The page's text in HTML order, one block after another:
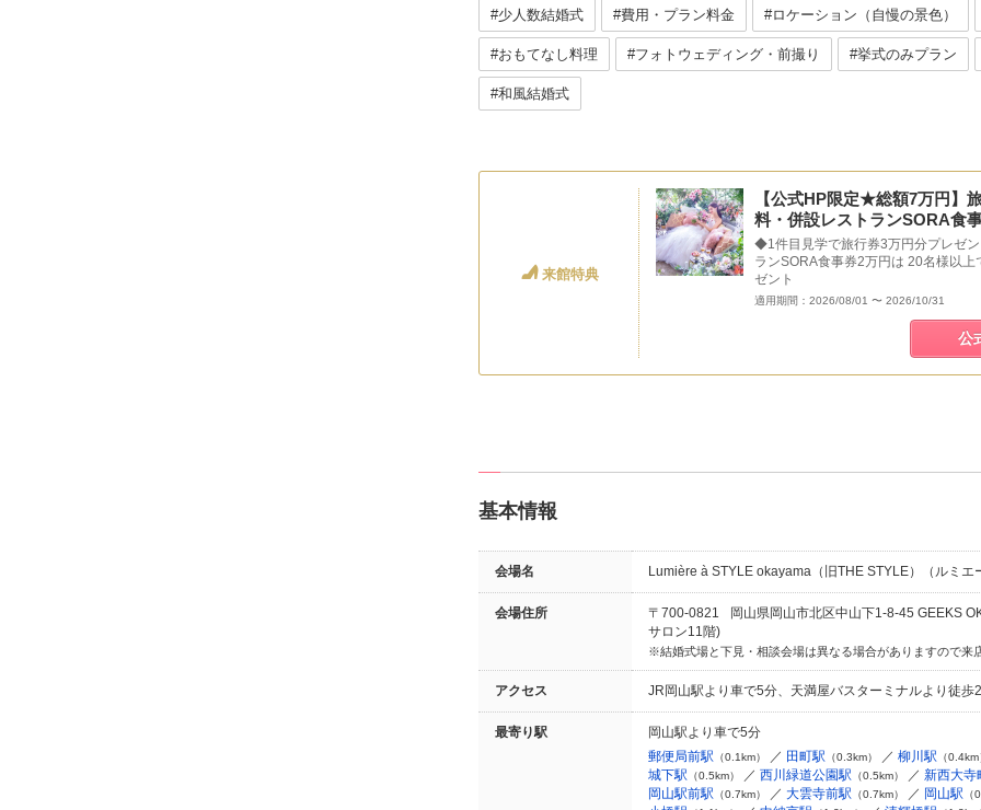
#少人数結婚式 #費用・プラン料金 #ロケーション（自慢の景色）
#おもてなし料理 #フォトウェディング・前撮り #挙式のみプラン
#和風結婚式
来館特典
【公式HP限定★総額7万円】
料・併設レストランSORA食
◆1件目見学で旅行券3万円分プレゼ
ランSORA食事券2万円は 20名様以
ゼント
適用期間：2026/08/01 〜 2026/10/31
公
基本情報
会場名 Lumière à STYLE okayama（旧THE STYLE）（ルミエ
会場住所 〒700-0821
岡山県岡山市北区中山下1-8-45 GEEKS
サロン11階)
結婚式場と下見・相談会場は異なる場合がありますので来
アクセス JR岡山駅より車で5分、天満屋バスターミナルより徒歩
最寄り駅
岡山駅より車で5分
郵便局前駅 （0.1km） 田町駅 （0.3km） 柳川駅 （0.4km
城下駅 （0.5km） 西川緑道公園駅 （0.5km） 新西大寺
岡山駅前駅 （0.7km） 大雲寺前駅 （0.7km） 岡山駅 （